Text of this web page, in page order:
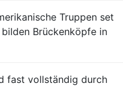
Truppen set
bilden Brückenköpfe in
fast vollständig durch